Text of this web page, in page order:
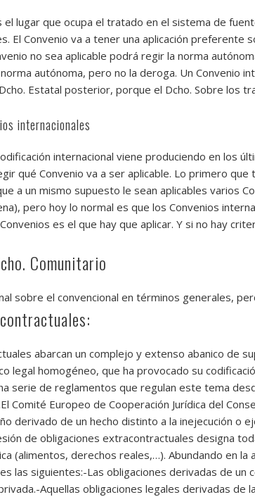
el lugar que ocupa el tratado en el sistema de
El Convenio va a tener una aplicación preferente
no sea aplicable podrá regir la norma
autónoma, pero no la deroga. Un Convenio
Estatal posterior, porque el Dcho. Sobre los
internacionales
internacional viene produciendo en los
qué Convenio va a ser aplicable. Lo primero
a un mismo supuesto le sean aplicables varios
pero hoy lo normal es que los Convenios
es el que hay que aplicar. Y si no hay
Comunitario
sobre el convencional en términos generales,
abarcan un complejo y extenso abanico de
legal homogéneo, que ha provocado su
serie de reglamentos que regulan este tema
Comité Europeo de Cooperación Jurídica del
derivado de un hecho distinto a la inejecución o
de obligaciones extracontractuales designa
(alimentos, derechos reales,…). Abundando en
las siguientes:-Las obligaciones derivadas de un
Aquellas obligaciones legales derivadas